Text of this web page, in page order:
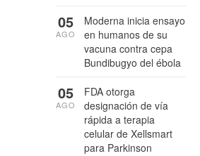
Moderna inicia ensayo
en humanos de su
vacuna contra cepa
Bundibugyo del ébola
05
AGO
FDA otorga
designación de vía
rápida a terapia
celular de Xellsmart
para Parkinson
05
AGO